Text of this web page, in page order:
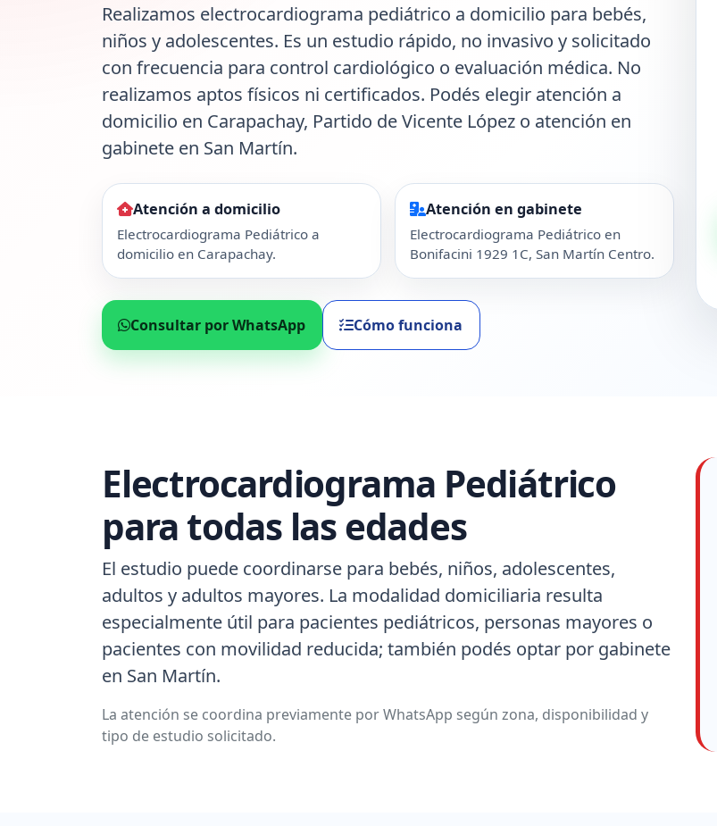
Realizamos electrocardiograma pediátrico a domicilio para bebés,
niños y adolescentes. Es un estudio rápido, no invasivo y solicitado
con frecuencia para control cardiológico o evaluación médica. No
realizamos aptos físicos ni certificados. Podés elegir atención a
domicilio en Carapachay, Partido de Vicente López o atención en
gabinete en San Martín.
Atención a domicilio
Electrocardiograma Pediátrico a
domicilio en Carapachay.
Atención en gabinete
Electrocardiograma Pediátrico en
Bonifacini 1929 1C, San Martín Centro.
Consultar por WhatsApp Cómo funciona
Electrocardiograma Pediátrico
para todas las edades
El estudio puede coordinarse para bebés, niños, adolescentes,
adultos y adultos mayores. La modalidad domiciliaria resulta
especialmente útil para pacientes pediátricos, personas mayores o
pacientes con movilidad reducida; también podés optar por gabinete
en San Martín.
La atención se coordina previamente por WhatsApp según zona, disponibilidad y
tipo de estudio solicitado.